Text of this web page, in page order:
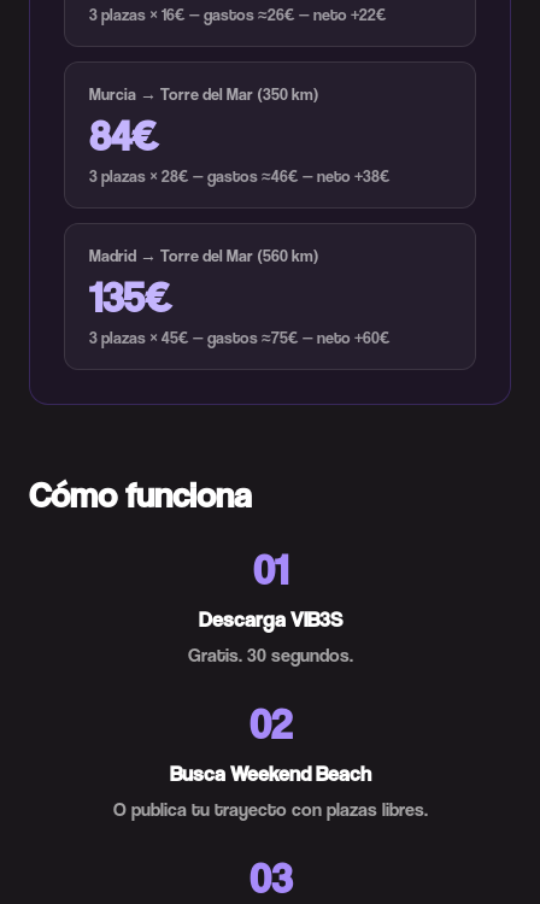
3 plazas × 16€ — gastos ≈26€ — neto +22€
Murcia → Torre del Mar (350 km)
84€
3 plazas × 28€ — gastos ≈46€ — neto +38€
Madrid → Torre del Mar (560 km)
135€
3 plazas × 45€ — gastos ≈75€ — neto +60€
Cómo funciona
01
Descarga VIB3S
Gratis. 30 segundos.
02
Busca Weekend Beach
O publica tu trayecto con plazas libres.
03